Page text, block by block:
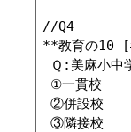
//Q4
**教育の10
Ｑ:美麻小中
①一貫校
②併設校
③隣接校